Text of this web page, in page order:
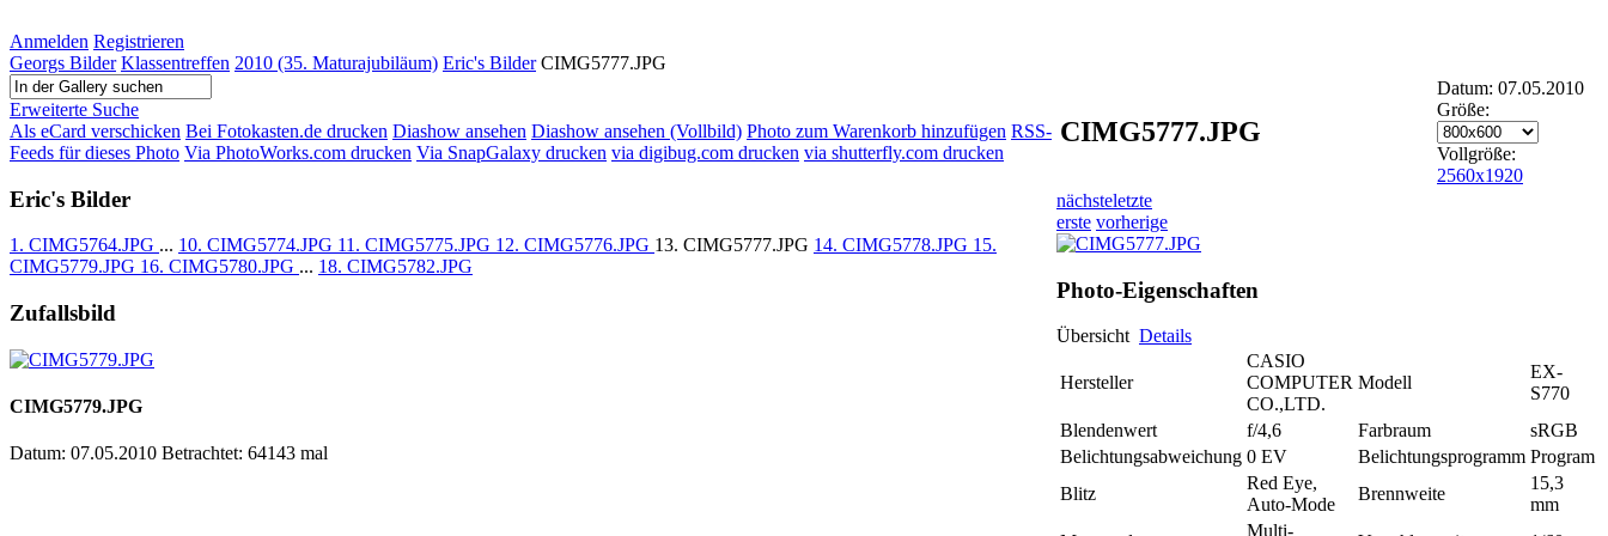
Anmelden Registrieren
Georgs Bilder Klassentreffen 2010 (35. Maturajubiläum) Eric's Bilder CIMG5777.JPG
Erweiterte Suche
Als eCard verschicken Bei Fotokasten.de drucken Diashow ansehen Diashow ansehen (Vollbild) Photo zum Warenkorb hinzufügen RSS-
Feeds für dieses Photo Via PhotoWorks.com drucken Via SnapGalaxy drucken via digibug.com drucken via shutterfly.com drucken
Eric's Bilder
1. CIMG5764.JPG ... 10. CIMG5774.JPG 11. CIMG5775.JPG 12. CIMG5776.JPG 13. CIMG5777.JPG 14. CIMG5778.JPG 15.
CIMG5779.JPG 16. CIMG5780.JPG ... 18. CIMG5782.JPG
Zufallsbild
CIMG5779.JPG
Datum: 07.05.2010 Betrachtet: 64143 mal
CIMG5777.JPG
Datum: 07.05.2010
Größe:
Vollgröße:
2560x1920
nächsteletzte
erste vorherige
Photo-Eigenschaften
Übersicht Details
Hersteller
CASIO
COMPUTER
CO.,LTD.
Modell
EX-
S770
Blendenwert
f/4,6 Farbraum
sRGB
Belichtungsabweichung 0 EV Belichtungsprogramm Program
Blitz
Red Eye,
Auto-Mode
Brennweite
15,3
mm
Multi-